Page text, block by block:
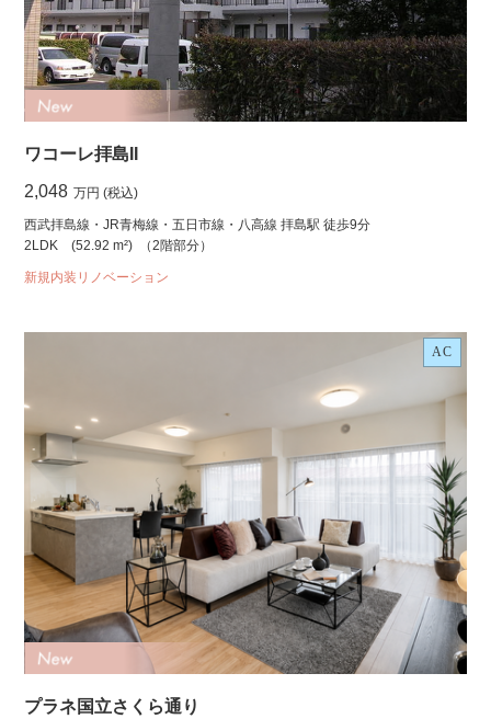
ワコーレ拝島II
2,048 万円 (税込)
西武拝島線・JR青梅線・五日市線・八高線 拝島駅 徒歩9分
2LDK
(52.92 m²) （2階部分）
新規内装リノベーション
AC
プラネ国立さくら通り